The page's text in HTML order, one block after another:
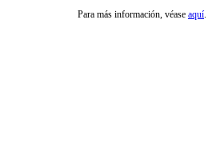
Para más información, véase aquí.